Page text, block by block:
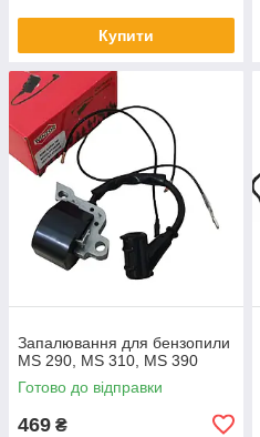
Купити
Запалювання для бензопили
MS 290, MS 310, MS 390
Готово до відправки
469 ₴